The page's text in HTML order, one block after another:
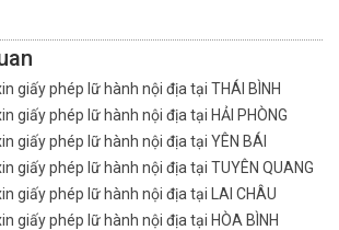
giấy phép lữ hành nội địa tại THÁI BÌNH
giấy phép lữ hành nội địa tại HẢI PHÒNG
giấy phép lữ hành nội địa tại YÊN BÁI
giấy phép lữ hành nội địa tại TUYÊN QUANG
giấy phép lữ hành nội địa tại LAI CHÂU
giấy phép lữ hành nội địa tại HÒA BÌNH